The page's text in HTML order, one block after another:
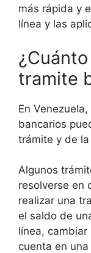
más rápida y
línea y las
tramite
En
bancarios
trámite y de
Algunos
resolverse en
realizar una
el saldo de
línea,
cuenta en